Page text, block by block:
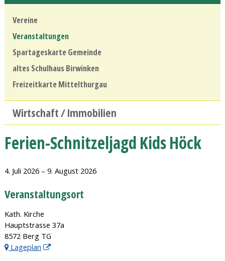
Vereine
Veranstaltungen
Spartageskarte Gemeinde
altes Schulhaus Birwinken
Freizeitkarte Mittelthurgau
Wirtschaft / Immobilien
Ferien-Schnitzeljagd Kids Höck
4. Juli 2026 – 9. August 2026
Veranstaltungsort
Kath. Kirche
Hauptstrasse 37a
8572 Berg TG
Lageplan